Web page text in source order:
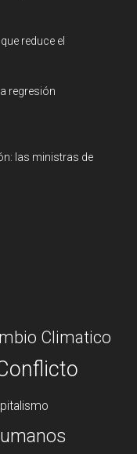
reduce el
regresión
las ministras de
Climatico